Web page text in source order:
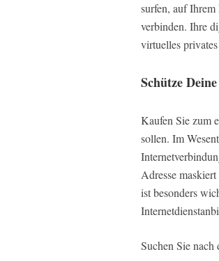
surfen, auf
verbinden. Ihre
virtuelles
Schütze
Kaufen Sie zum
sollen. Im
Adresse
ist besonders
Suchen Sie nach